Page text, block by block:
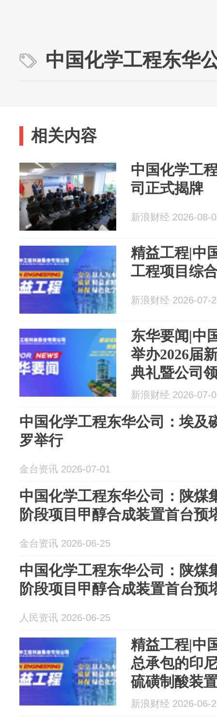
中国化学工程东华
相关内容
中国化学工
司正式揭牌
新浪财经 2026-08-
精益工程|中
工程项目综
新浪财经 2026-07-
东华要闻|中
举办2026届
典礼暨公司
新浪财经 2026-07-
中国化学工程东华公司：埃及
罗举行
金台资讯 2026-07-01
中国化学工程东华公司：陕煤
阶段项目甲醇合成装置首台预
金台资讯 2026-06-25
中国化学工程东华公司：陕煤
阶段项目甲醇合成装置首台预
人民资讯 2026-06-25
精益工程|中
总承包的印
硫磺制酸装
发运
新浪财经 2026-06-